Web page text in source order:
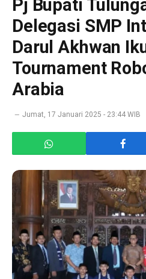
Pj Bupati
Delegasi SMP
Darul Akhwan
Tournament
Arabia
Jumat, 17 Januari 2025 - 23:44 WIB